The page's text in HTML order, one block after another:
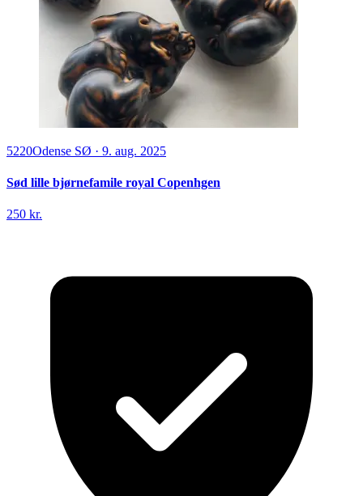
5220Odense SØ · 9. aug. 2025
Sød lille bjørnefamile royal Copenhgen
250 kr.